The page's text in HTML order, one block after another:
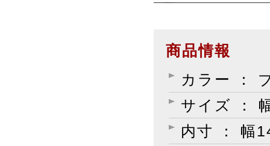
商品情報
カラー ：
サイズ ：
内寸 ： 幅